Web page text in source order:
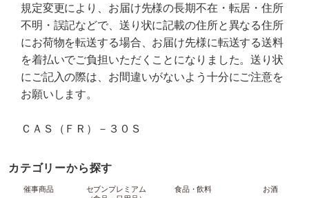
規定変更により、お届け先様の長期不在・転居・住所
不明・誤記などで、送り状に記載の住所と異なる住所
にお荷物を転送する場合、お届け先様に転送する送料
を着払いでご負担いただくことになりました。送り状
にご記入の際は、お間違いがないよう十分にご注意を
お願いします。
ＣＡＳ（ＦＲ）－３０Ｓ
カテゴリーから探す
催事商品
セブンプレミアム
食品・飲料 お酒